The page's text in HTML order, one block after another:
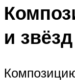
и звёзд